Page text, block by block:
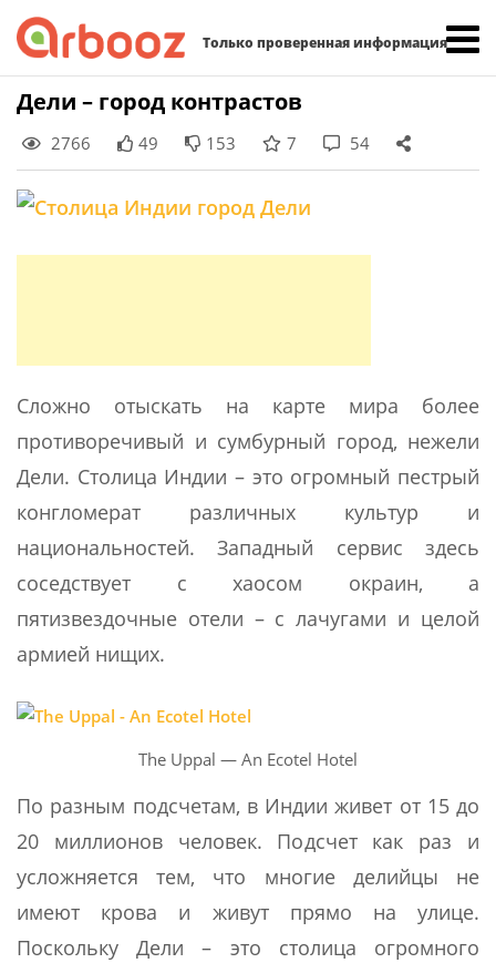
Только проверенная информация
Skip
to
content
Дели – город контрастов
2766 49 153 7 54
Сложно отыскать на карте мира более
противоречивый и сумбурный город, нежели
Дели. Столица Индии – это огромный пестрый
конгломерат различных культур и
национальностей. Западный сервис здесь
соседствует с хаосом окраин, а
пятизвездочные отели – с лачугами и целой
армией нищих.
The Uppal — An Ecotel Hotel
По разным подсчетам, в Индии живет от 15 до
20 миллионов человек. Подсчет как раз и
усложняется тем, что многие делийцы не
имеют крова и живут прямо на улице.
Поскольку Дели – это столица огромного
Найти: